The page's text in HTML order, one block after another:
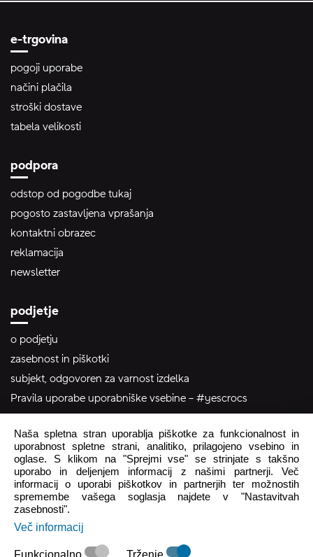
e-trgovina
pogoji uporabe
načini plačila
stroški dostave
tabela velikosti
podpora
odstop od pogodbe tukaj
pogosto zastavljena vprašanja
kontaktni obrazec
reklamacija
newsletter
podjetje
o podjetju
zasebnost in piškotki
subjekt, odgovoren za varnost izdelka
Pravila uporabe uporabniške vsebine – #yescrocs
pomoč uporabnikom
Pon - Pet 8:00 - 16:00
Sob - Ned Zaprto
crocs.trgovina@intersocks.com
+386 25 371 454
Naša spletna stran uporablja piškotke za funkcionalnost in
uporabnost spletne strani, analitiko, prilagojeno vsebino in
oglase. S klikom na "Sprejmi vse" se strinjate s takšno
uporabo in deljenjem informacij z našimi partnerji. Več
informacij o uporabi piškotkov in partnerjih ter možnostih
spremembe vašega soglasja najdete v "Nastavitvah
zasebnosti".
Več informacij
Funkcionalno Trženje